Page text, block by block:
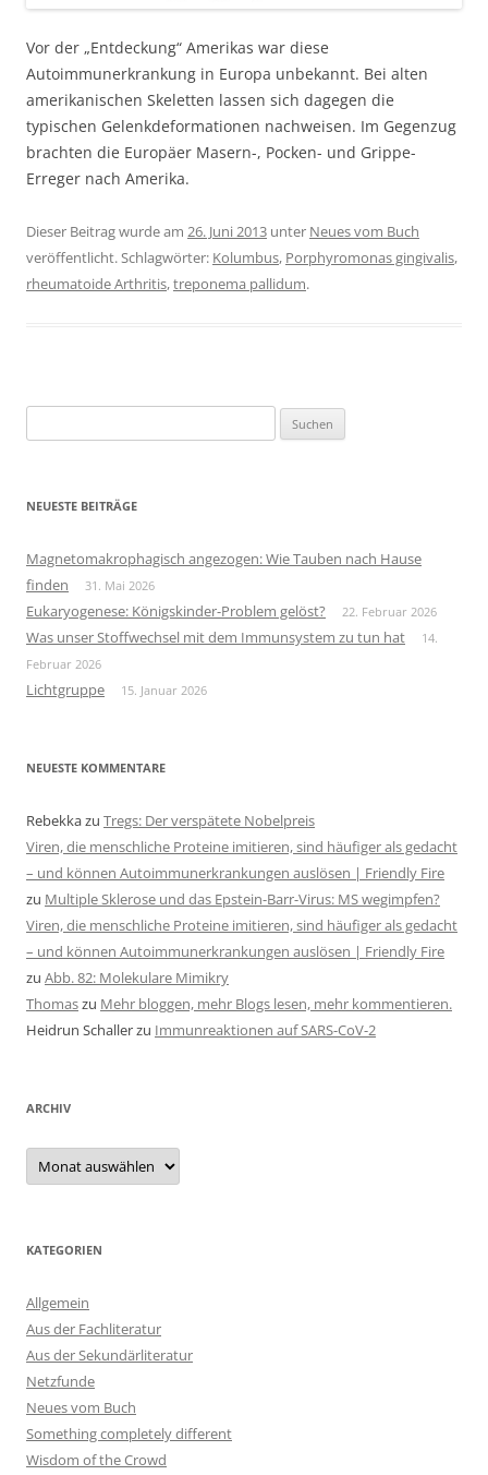
Vor der „Entdeckung“ Amerikas war diese
Autoimmunerkrankung in Europa unbekannt. Bei alten
amerikanischen Skeletten lassen sich dagegen die
typischen Gelenkdeformationen nachweisen. Im Gegenzug
brachten die Europäer Masern-, Pocken- und Grippe-
Erreger nach Amerika.
Dieser Beitrag wurde am 26. Juni 2013 unter Neues vom Buch
veröffentlicht. Schlagwörter: Kolumbus, Porphyromonas gingivalis,
rheumatoide Arthritis,treponema pallidum.
nach:
NEUESTE BEITRÄGE
Magnetomakrophagisch angezogen: Wie Tauben nach Hause
finden
31. Mai 2026
Eukaryogenese: Königskinder-Problem gelöst? 22. Februar 2026
Was unser Stoffwechsel mit dem Immunsystem zu tun hat
14.
Februar 2026
Lichtgruppe 15. Januar 2026
NEUESTE KOMMENTARE
Rebekkazu Tregs: Der verspätete Nobelpreis
Viren, die menschliche Proteine imitieren, sind häufiger als gedacht
– und können Autoimmunerkrankungen auslösen | Friendly Fire
zu Multiple Sklerose und das Epstein-Barr-Virus: MS wegimpfen?
Viren, die menschliche Proteine imitieren, sind häufiger als gedacht
– und können Autoimmunerkrankungen auslösen | Friendly Fire
zu Abb. 82: Molekulare Mimikry
Thomaszu Mehr bloggen, mehr Blogs lesen, mehr kommentieren.
Heidrun Schallerzu Immunreaktionen auf SARS-CoV-2
ARCHIV
Archiv
KATEGORIEN
Allgemein
Aus der Fachliteratur
Aus der Sekundärliteratur
Netzfunde
Neues vom Buch
Something completely different
Wisdom of the Crowd